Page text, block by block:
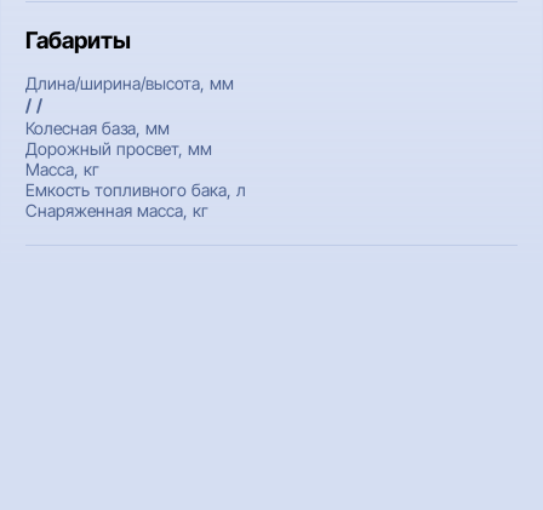
Габариты
Длина/ширина/высота, мм
/ /
Колесная база, мм
Дорожный просвет, мм
Масса, кг
Емкость топливного бака, л
Снаряженная масса, кг